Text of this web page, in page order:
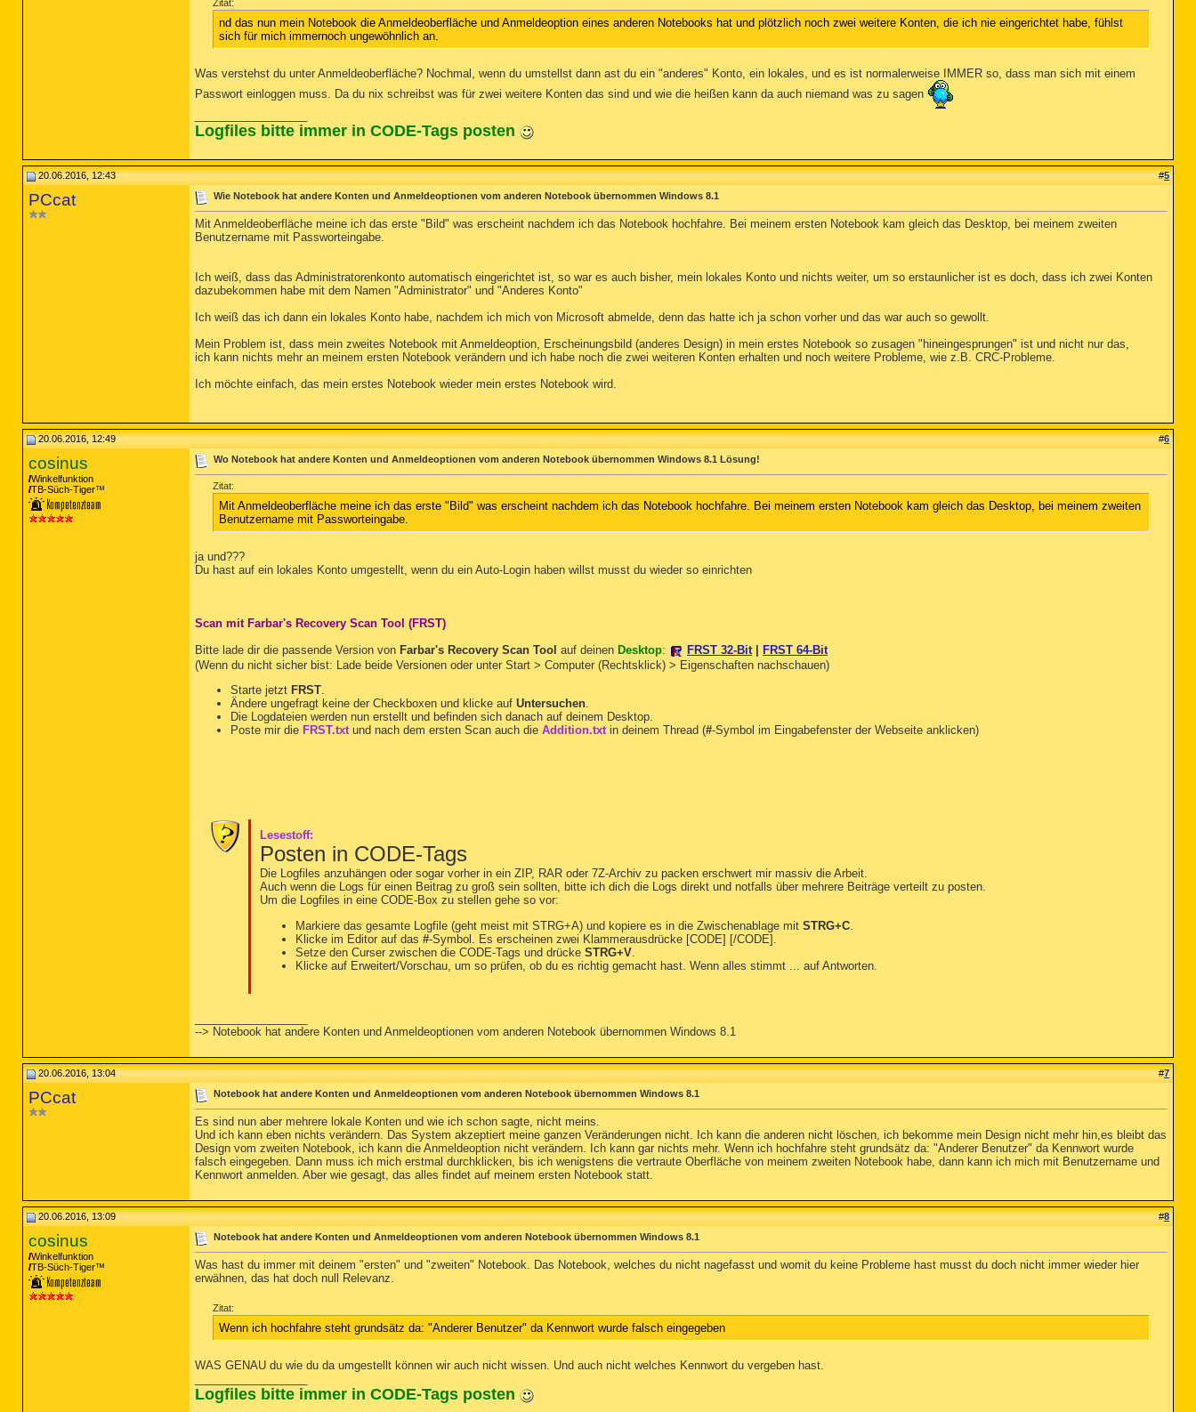
Zitat:
nd das nun mein Notebook die Anmeldeoberfläche und Anmeldeoption eines anderen Notebooks hat und plötzlich noch zwei weitere Konten, die ich nie eingerichtet habe, fühlst
sich für mich immernoch ungewöhnlich an.
Was verstehst du unter Anmeldeoberfläche? Nochmal, wenn du umstellst dann ast du ein "anderes" Konto, ein lokales, und es ist normalerweise IMMER so, dass man sich mit einem
Passwort einloggen muss. Da du nix schreibst was für zwei weitere Konten das sind und wie die heißen kann da auch niemand was zu sagen
Logfiles bitte immer in CODE-Tags posten
20.06.2016, 12:43 #5
PCcat Wie Notebook hat andere Konten und Anmeldeoptionen vom anderen Notebook übernommen Windows 8.1
Mit Anmeldeoberfläche meine ich das erste "Bild" was erscheint nachdem ich das Notebook hochfahre. Bei meinem ersten Notebook kam gleich das Desktop, bei meinem zweiten
Benutzername mit Passworteingabe.
Ich weiß, dass das Administratorenkonto automatisch eingerichtet ist, so war es auch bisher, mein lokales Konto und nichts weiter, um so erstaunlicher ist es doch, dass ich zwei Konten
dazubekommen habe mit dem Namen "Administrator" und "Anderes Konto"
Ich weiß das ich dann ein lokales Konto habe, nachdem ich mich von Microsoft abmelde, denn das hatte ich ja schon vorher und das war auch so gewollt.
Mein Problem ist, dass mein zweites Notebook mit Anmeldeoption, Erscheinungsbild (anderes Design) in mein erstes Notebook so zusagen "hineingesprungen" ist und nicht nur das,
ich kann nichts mehr an meinem ersten Notebook verändern und ich habe noch die zwei weiteren Konten erhalten und noch weitere Probleme, wie z.B. CRC-Probleme.
Ich möchte einfach, das mein erstes Notebook wieder mein erstes Notebook wird.
20.06.2016, 12:49 #6
cosinus
Winkelfunktion
TB-Süch-Tiger™
Wo Notebook hat andere Konten und Anmeldeoptionen vom anderen Notebook übernommen Windows 8.1 Lösung!
Zitat:
Mit Anmeldeoberfläche meine ich das erste "Bild" was erscheint nachdem ich das Notebook hochfahre. Bei meinem ersten Notebook kam gleich das Desktop, bei meinem zweiten
Benutzername mit Passworteingabe.
ja und???
Du hast auf ein lokales Konto umgestellt, wenn du ein Auto-Login haben willst musst du wieder so einrichten
Scan mit Farbar's Recovery Scan Tool (FRST)
Bitte lade dir die passende Version von Farbar's Recovery Scan Tool auf deinen Desktop: FRST 32-Bit
FRST 64-Bit
(Wenn du nicht sicher bist: Lade beide Versionen oder unter Start > Computer (Rechtsklick) > Eigenschaften nachschauen)
Starte jetzt FRST.
Ändere ungefragt keine der Checkboxen und klicke auf Untersuchen.
Die Logdateien werden nun erstellt und befinden sich danach auf deinem Desktop.
Poste mir die FRST.txtund nach dem ersten Scan auch die Addition.txtin deinem Thread (#-Symbol im Eingabefenster der Webseite anklicken)
Lesestoff:
Posten in CODE-Tags
Die Logfiles anzuhängen oder sogar vorher in ein ZIP, RAR oder 7Z-Archiv zu packen erschwert mir massiv die Arbeit.
Auch wenn die Logs für einen Beitrag zu groß sein sollten, bitte ich dich die Logs direkt und notfalls über mehrere Beiträge verteilt zu posten.
Um die Logfiles in eine CODE-Box zu stellen gehe so vor:
Markiere das gesamte Logfile (geht meist mit STRG+A) und kopiere es in die Zwischenablage mit STRG+C
Klicke im Editor auf das #-Symbol. Es erscheinen zwei Klammerausdrücke [CODE] [/CODE].
Setze den Curser zwischen die CODE-Tags und drücke STRG+V
Klicke auf Erweitert/Vorschau, um so prüfen, ob du es richtig gemacht hast. Wenn alles stimmt ... auf Antworten.
--> Notebook hat andere Konten und Anmeldeoptionen vom anderen Notebook übernommen Windows 8.1
20.06.2016, 13:04 #7
PCcat Notebook hat andere Konten und Anmeldeoptionen vom anderen Notebook übernommen Windows 8.1
Es sind nun aber mehrere lokale Konten und wie ich schon sagte, nicht meins.
Und ich kann eben nichts verändern. Das System akzeptiert meine ganzen Veränderungen nicht. Ich kann die anderen nicht löschen, ich bekomme mein Design nicht mehr hin,es bleibt das
Design vom zweiten Notebook, ich kann die Anmeldeoption nicht verändern. Ich kann gar nichts mehr. Wenn ich hochfahre steht grundsätz da: "Anderer Benutzer" da Kennwort wurde
falsch eingegeben. Dann muss ich mich erstmal durchklicken, bis ich wenigstens die vertraute Oberfläche von meinem zweiten Notebook habe, dann kann ich mich mit Benutzername und
Kennwort anmelden. Aber wie gesagt, das alles findet auf meinem ersten Notebook statt.
20.06.2016, 13:09 #8
cosinus
Winkelfunktion
TB-Süch-Tiger™
Notebook hat andere Konten und Anmeldeoptionen vom anderen Notebook übernommen Windows 8.1
Was hast du immer mit deinem "ersten" und "zweiten" Notebook. Das Notebook, welches du nicht nagefasst und womit du keine Probleme hast musst du doch nicht immer wieder hier
erwähnen, das hat doch null Relevanz.
Zitat:
Wenn ich hochfahre steht grundsätz da: "Anderer Benutzer" da Kennwort wurde falsch eingegeben
WAS GENAU du wie du da umgestellt können wir auch nicht wissen. Und auch nicht welches Kennwort du vergeben hast.
Logfiles bitte immer in CODE-Tags posten